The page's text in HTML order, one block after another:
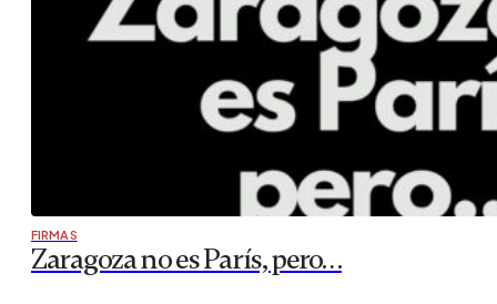
FIRMAS
Zaragoza no es París, pero…